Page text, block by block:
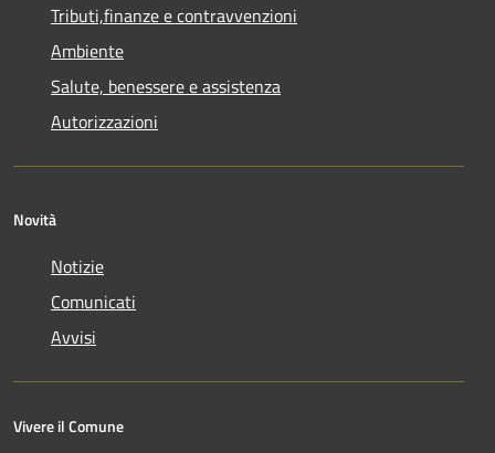
Tributi,finanze e contravvenzioni
Ambiente
Salute, benessere e assistenza
Autorizzazioni
Novità
Notizie
Comunicati
Avvisi
Vivere il Comune